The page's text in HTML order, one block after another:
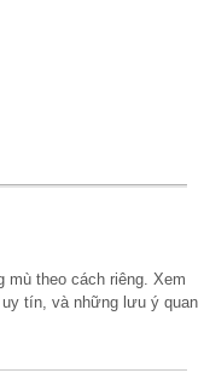
NHỮNG CUNG ĐƯỜNG
ĐÈO ĐẸP ĐI ĐÀ LẠT -
theo cách riêng. Xem
tín, và những lưu ý quan